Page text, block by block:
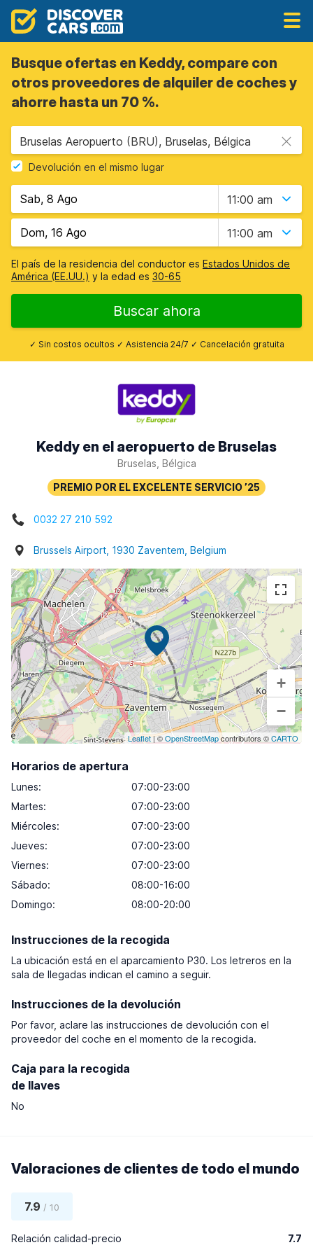
Busque ofertas en Keddy, compare con
otros proveedores de alquiler de coches y
ahorre hasta un 70 %.
Bruselas Aeropuerto (BRU), Bruselas, Bélgica
Devolución en el mismo lugar
11:00 am
11:00 am
El país de la residencia del conductor es Estados Unidos de
América (EE.UU.) y la edad es 30-65
Buscar ahora
✓ Sin costos ocultos ✓ Asistencia 24/7 ✓ Cancelación gratuita
Keddy en el aeropuerto de Bruselas
Bruselas, Bélgica
0032 27 210 592
Brussels Airport, 1930 Zaventem, Belgium
+
−
Leaflet| ©OpenStreetMapcontributors ©CARTO
Horarios de apertura
Lunes:
07:00-23:00
Martes:
07:00-23:00
Miércoles:
07:00-23:00
Jueves:
07:00-23:00
Viernes:
07:00-23:00
Sábado:
08:00-16:00
Domingo: 08:00-20:00
Instrucciones de la recogida
La ubicación está en el aparcamiento P30. Los letreros en la
sala de llegadas indican el camino a seguir.
Instrucciones de la devolución
Por favor, aclare las instrucciones de devolución con el
proveedor del coche en el momento de la recogida.
Caja para la recogida
de llaves
No
Valoraciones de clientes de todo el mundo
7.9 / 10
Relación calidad-precio 7.7